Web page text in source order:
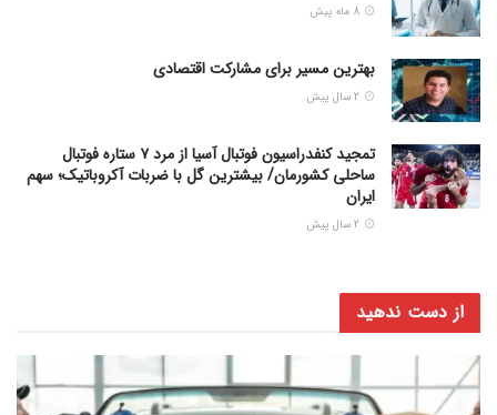
بهترین مسیر برای مشارکت اقتصادی
تمجید کنفدراسیون فوتبال آسیا از مرد ۷ ستاره فوتبال
ساحلی کشورمان/ بیشترین گل با ضربات آکروباتیک؛ سهم
ایران
از دست ندهید